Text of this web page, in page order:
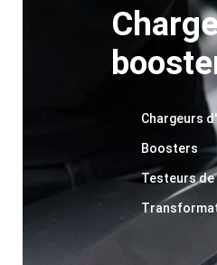
Chargeurs
Boosters
Testeurs de